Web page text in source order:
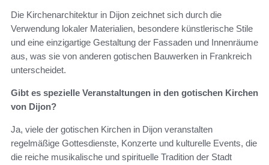
Die Kirchenarchitektur in Dijon zeichnet sich durch die
Verwendung lokaler Materialien, besondere künstlerische Stile
und eine einzigartige Gestaltung der Fassaden und Innenräume
aus, was sie von anderen gotischen Bauwerken in Frankreich
unterscheidet.
Gibt es spezielle Veranstaltungen in den gotischen Kirchen
von Dijon?
Ja, viele der gotischen Kirchen in Dijon veranstalten
regelmäßige Gottesdienste, Konzerte und kulturelle Events, die
die reiche musikalische und spirituelle Tradition der Stadt